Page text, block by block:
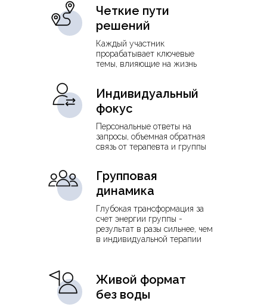
Живой формат
без воды
Глубокая трансформация за
счет энергии группы -
результат в разы сильнее, чем
в индивидуальной терапии
Групповая
динамика
Персональные ответы на
запросы, объемная обратная
связь от терапевта и группы
Индивидуальный
фокус
Каждый участник
прорабатывает ключевые
темы, влияющие на жизнь
Четкие пути
решений